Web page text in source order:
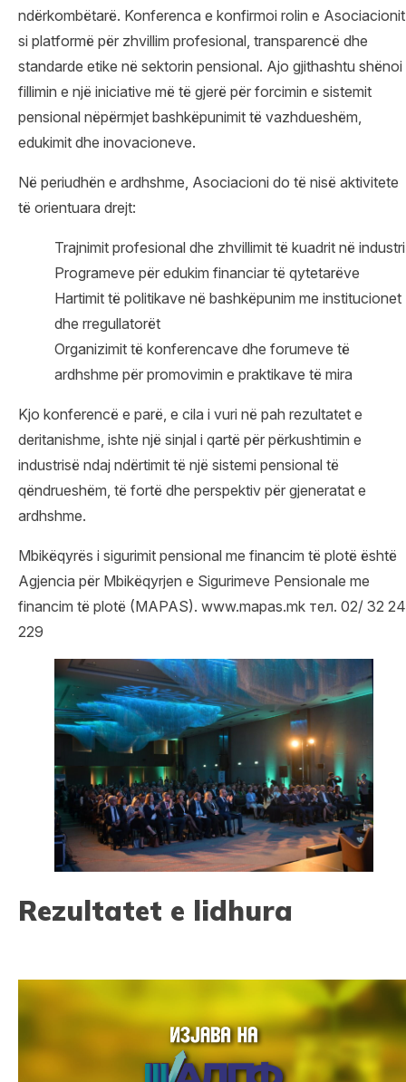
ndërkombëtarë. Konferenca e konfirmoi rolin e Asociacionit
si platformë për zhvillim profesional, transparencë dhe
standarde etike në sektorin pensional. Ajo gjithashtu shënoi
fillimin e një iniciative më të gjerë për forcimin e sistemit
pensional nëpërmjet bashkëpunimit të vazhdueshëm,
edukimit dhe inovacioneve.
Në periudhën e ardhshme, Asociacioni do të nisë aktivitete
të orientuara drejt:
Trajnimit profesional dhe zhvillimit të kuadrit në industri
Programeve për edukim financiar të qytetarëve
Hartimit të politikave në bashkëpunim me institucionet
dhe rregullatorët
Organizimit të konferencave dhe forumeve të
ardhshme për promovimin e praktikave të mira
Kjo konferencë e parë, e cila i vuri në pah rezultatet e
deritanishme, ishte një sinjal i qartë për përkushtimin e
industrisë ndaj ndërtimit të një sistemi pensional të
qëndrueshëm, të fortë dhe perspektiv për gjeneratat e
ardhshme.
Mbikëqyrës i sigurimit pensional me financim të plotë është
Agjencia për Mbikëqyrjen e Sigurimeve Pensionale me
financim të plotë (MAPAS). www.mapas.mk тел. 02/ 32 24
229
Rezultatet e lidhura